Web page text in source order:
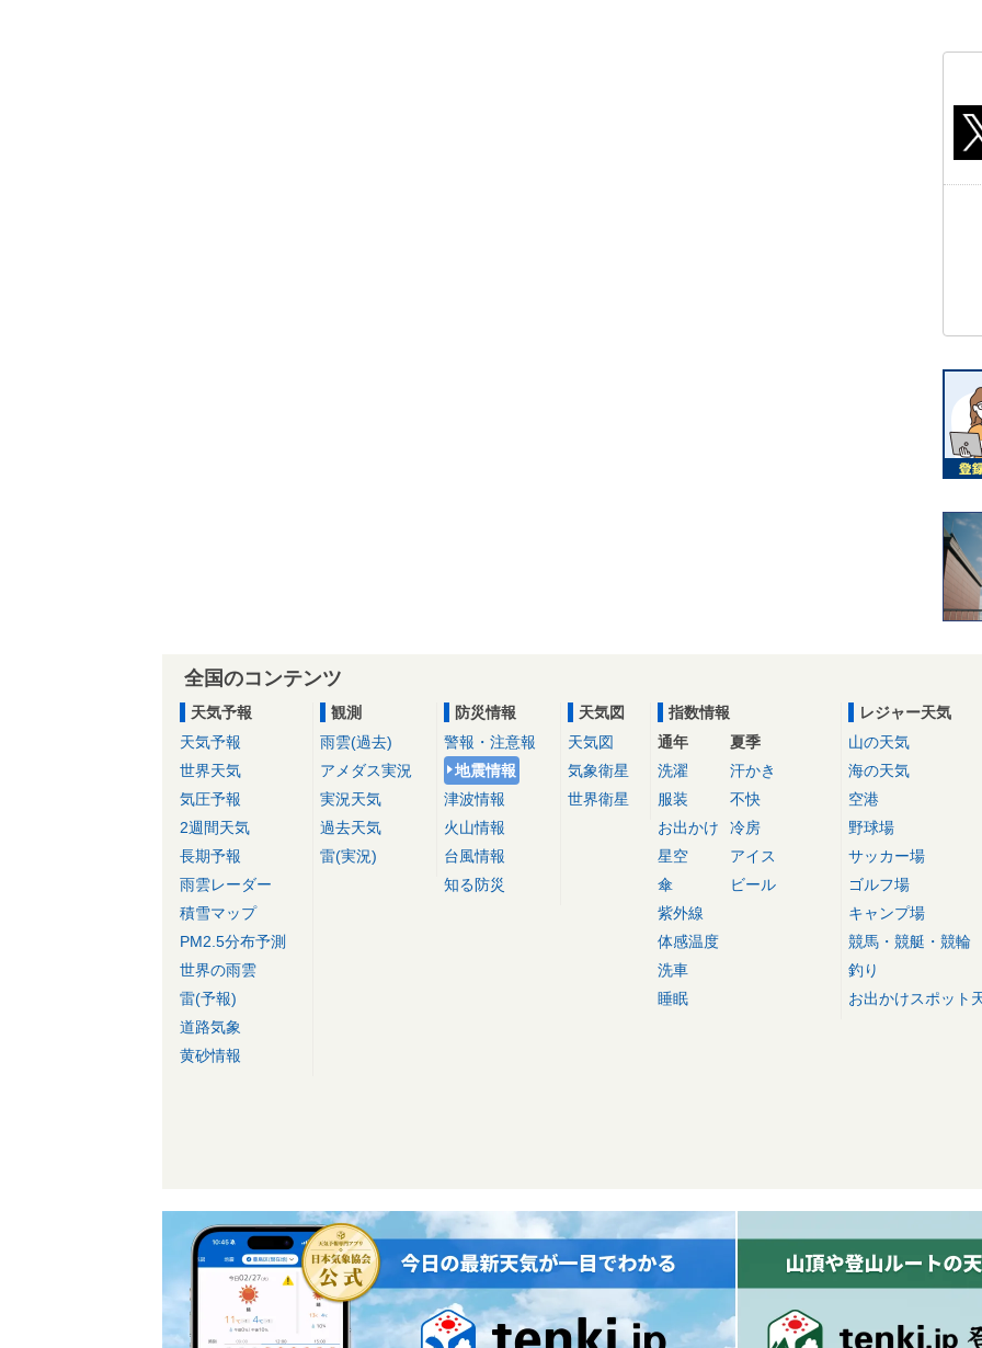
全国のコンテンツ
天気予報
天気予報
世界天気
気圧予報
2週間天気
長期予報
雨雲レーダー
積雪マップ
PM2.5分布予測
世界の雨雲
雷(予報)
道路気象
黄砂情報
観測
雨雲(過去)
アメダス実況
実況天気
過去天気
雷(実況)
防災情報
警報・注意報
地震情報
津波情報
火山情報
台風情報
知る防災
天気図
天気図
気象衛星
世界衛星
指数情報
通年
洗濯
服装
お出かけ
星空
傘
紫外線
体感温度
洗車
睡眠
夏季
汗かき
不快
冷房
アイス
ビール
レジャー天気
山の天気
海の天気
空港
野球場
サッカー場
ゴルフ場
キャンプ場
競馬・競艇・競輪
釣り
お出かけスポット